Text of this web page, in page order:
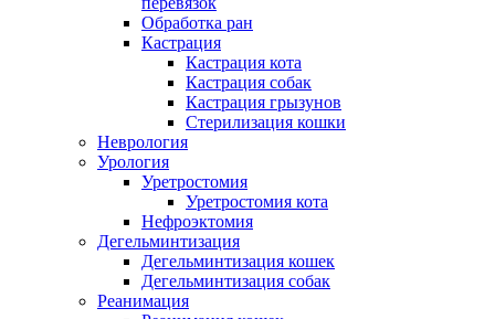
Обработка ран
Кастрация
Кастрация кота
Кастрация собак
Кастрация грызунов
Стерилизация кошки
Неврология
Урология
Уретростомия
Уретростомия кота
Нефроэктомия
Дегельминтизация
Дегельминтизация кошек
Дегельминтизация собак
Реанимация